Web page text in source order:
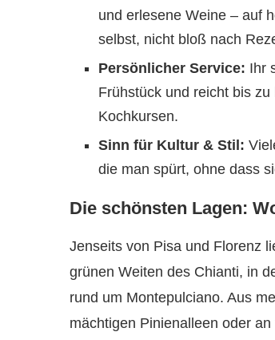
und erlesene Weine – auf
selbst, nicht bloß nach
Persönlicher Service: Ihr
Frühstück und reicht bis
Kochkursen.
Sinn für Kultur & Stil:
die man spürt, ohne dass
Die schönsten Lagen:
Jenseits von Pisa und Florenz
grünen Weiten des Chianti, in
rund um Montepulciano. Aus
mächtigen Pinienalleen oder